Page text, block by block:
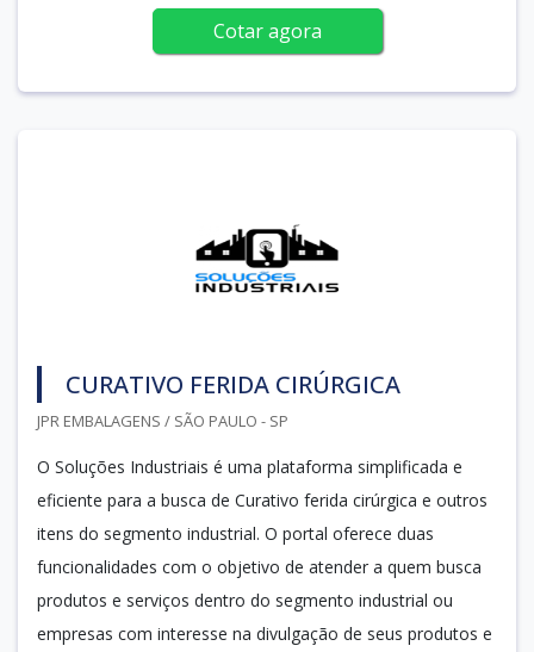
Cotar agora
CURATIVO FERIDA CIRÚRGICA
JPR EMBALAGENS / SÃO PAULO - SP
O Soluções Industriais é uma plataforma simplificada e
eficiente para a busca de Curativo ferida cirúrgica e outros
itens do segmento industrial. O portal oferece duas
funcionalidades com o objetivo de atender a quem busca
produtos e serviços dentro do segmento industrial ou
empresas com interesse na divulgação de seus produtos e